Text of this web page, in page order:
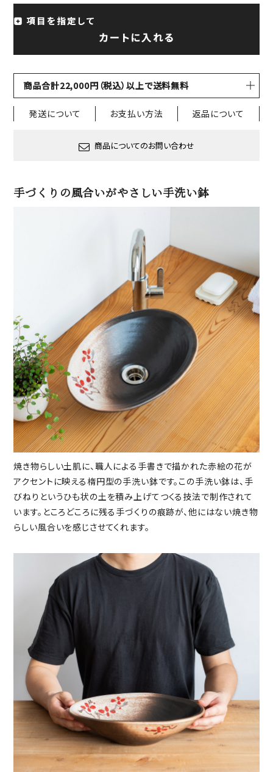
項目を指定して
カートに入れる
商品合計22,000円（税込）以上で送料無料
発送について お支払い方法 返品について
商品についてのお問い合わせ
手づくりの風合いがやさしい手洗い鉢
焼き物らしい土肌に、職人による手書きで描かれた赤絵の花が
アクセントに映える楕円型の手洗い鉢です。この手洗い鉢は、手
びねりというひも状の土を積み上げてつくる技法で制作されて
います。ところどころに残る手づくりの痕跡が、他にはない焼き物
らしい風合いを感じさせてくれます。